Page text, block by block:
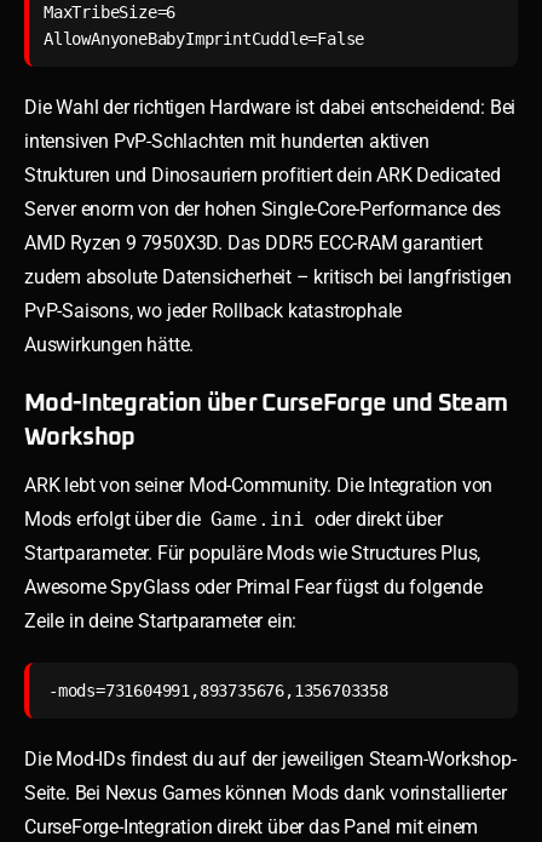
MaxTribeSize=6
Die Wahl der richtigen Hardware ist dabei entscheidend: Bei
intensiven PvP-Schlachten mit hunderten aktiven
Strukturen und Dinosauriern profitiert dein ARK Dedicated
Server enorm von der hohen Single-Core-Performance des
AMD Ryzen 9 7950X3D. Das DDR5 ECC-RAM garantiert
zudem absolute Datensicherheit – kritisch bei langfristigen
PvP-Saisons, wo jeder Rollback katastrophale
Auswirkungen hätte.
Mod-Integration über CurseForge und Steam
Workshop
ARK lebt von seiner Mod-Community. Die Integration von
Mods erfolgt über die Game.ini
oder direkt über
Startparameter. Für populäre Mods wie Structures Plus,
Awesome SpyGlass oder Primal Fear fügst du folgende
Zeile in deine Startparameter ein:
-mods=731604991,893735676,1356703358
Die Mod-IDs findest du auf der jeweiligen Steam-Workshop-
Seite. Bei Nexus Games können Mods dank vorinstallierter
CurseForge-Integration direkt über das Panel mit einem